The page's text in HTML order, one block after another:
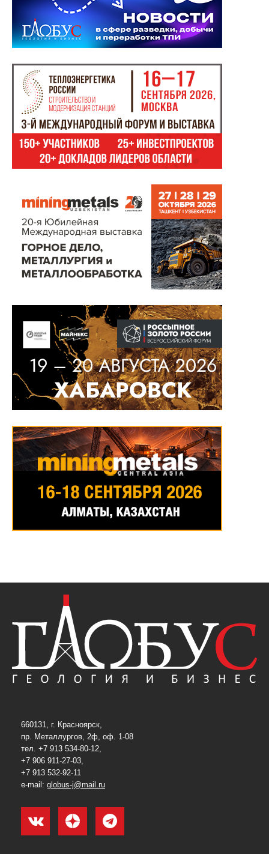
660131, г. Красноярск,
пр. Металлургов, 2ф, оф. 1-08
тел. +7 913 534-80-12,
+7 906 911-27-03,
+7 913 532-92-11
e-mail: globus-j@mail.ru